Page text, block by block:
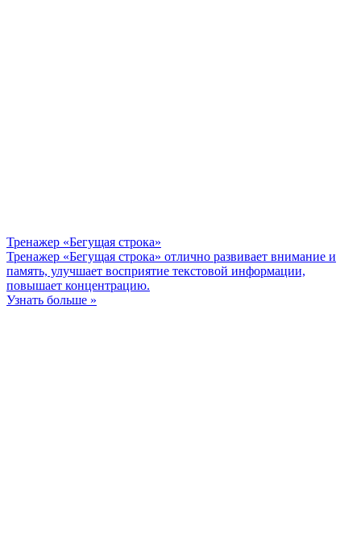
Тренажер «Бегущая строка»
Тренажер «Бегущая строка» отлично развивает внимание и
память, улучшает восприятие текстовой информации,
повышает концентрацию.
Узнать больше »